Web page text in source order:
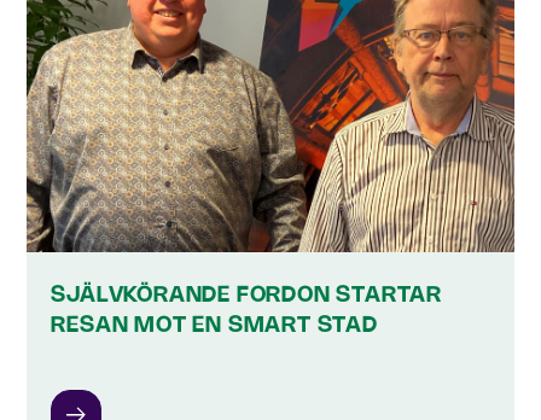
SJÄLVKÖRANDE FORDON STARTAR
RESAN MOT EN SMART STAD